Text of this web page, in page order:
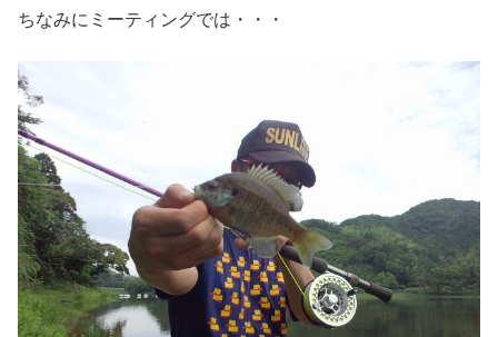
ちなみにミーティングでは・・・